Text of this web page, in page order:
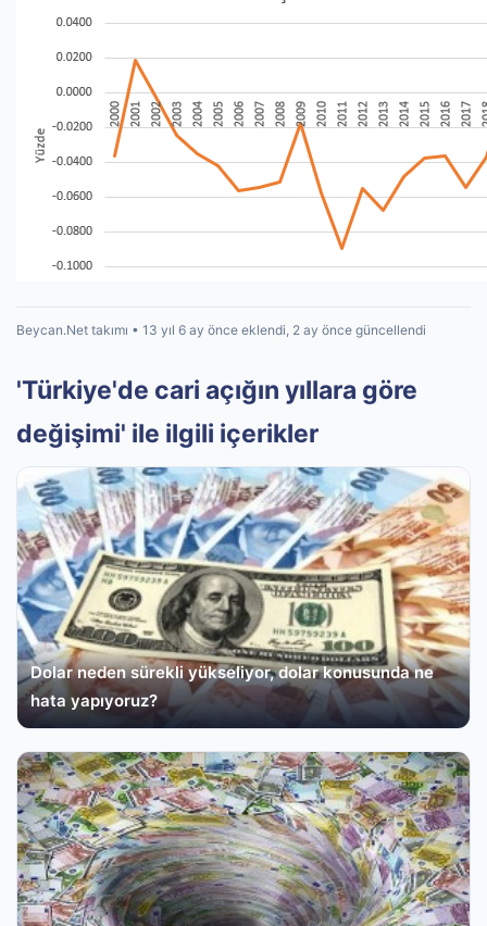
Beycan.Net takımı • 13 yıl 6 ay önce eklendi, 2 ay önce güncellendi
'Türkiye'de cari açığın yıllara göre
değişimi' ile ilgili içerikler
Dolar neden sürekli yükseliyor, dolar konusunda ne
hata yapıyoruz?